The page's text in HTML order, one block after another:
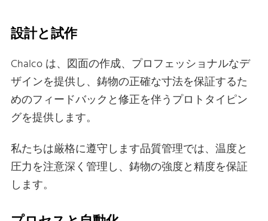
設計と試作
Chalco は、図面の作成、プロフェッショナルなデ
ザインを提供し、鋳物の正確な寸法を保証するた
めのフィードバックと修正を伴うプロトタイピン
グを提供します。
私たちは厳格に遵守します品質管理では、温度と
圧力を注意深く管理し、鋳物の強度と精度を保証
します。